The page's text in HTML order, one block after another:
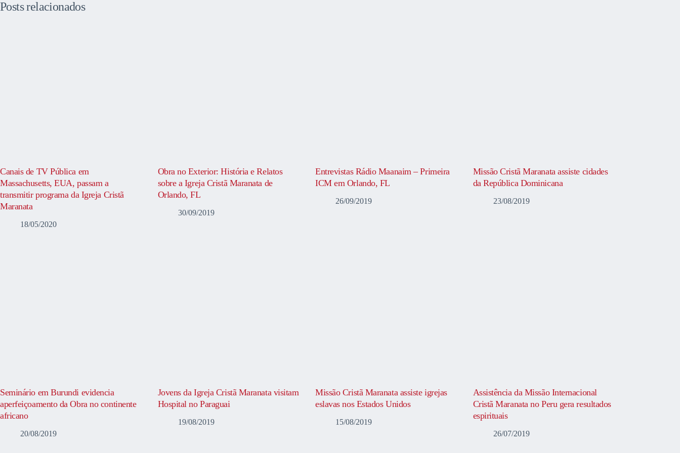
Posts relacionados
Canais de TV Pública em
Massachusetts, EUA, passam a
transmitir programa da Igreja Cristã
Maranata
18/05/2020
Obra no Exterior: História e Relatos
sobre a Igreja Cristã Maranata de
Orlando, FL
30/09/2019
Entrevistas Rádio Maanaim – Primeira
ICM em Orlando, FL
26/09/2019
Missão Cristã Maranata assiste cidades
da República Dominicana
23/08/2019
Seminário em Burundi evidencia
aperfeiçoamento da Obra no continente
africano
20/08/2019
Jovens da Igreja Cristã Maranata visitam
Hospital no Paraguai
19/08/2019
Missão Cristã Maranata assiste igrejas
eslavas nos Estados Unidos
15/08/2019
Assistência da Missão Internacional
Cristã Maranata no Peru gera resultados
espirituais
26/07/2019